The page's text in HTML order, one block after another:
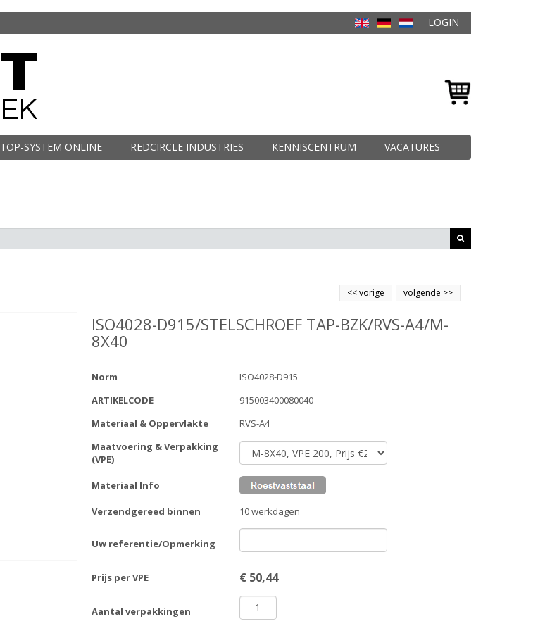
LOGIN
TOP-SYSTEM ONLINE REDCIRCLE INDUSTRIES KENNISCENTRUM VACATURES
volgende >>
<<vorige
ISO4028-D915/STELSCHROEF TAP-BZK/RVS-A4/M-
8X40
Norm
ISO4028-D915
ARTIKELCODE
915003400080040
Materiaal & Oppervlakte
RVS-A4
Maatvoering & Verpakking
(VPE)
Materiaal Info
Verzendgereed binnen 10 werkdagen
Uw referentie/Opmerking
Prijs per VPE € 50,44
Aantal verpakkingen